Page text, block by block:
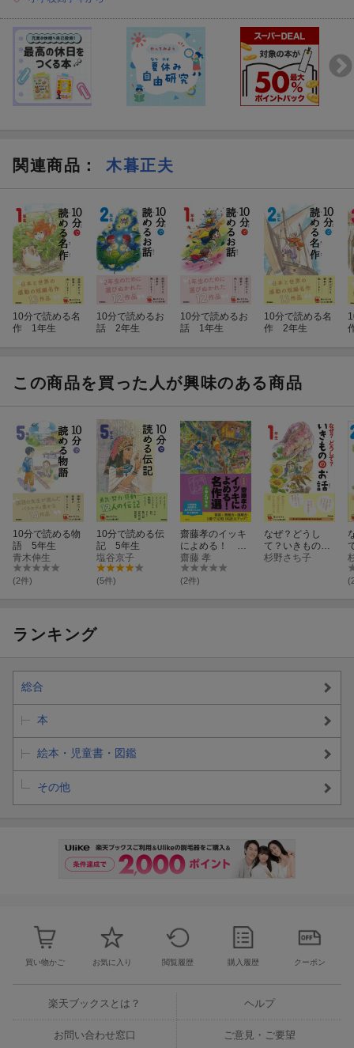
関連商品 ： 木暮正夫
10分で読める名
作 1年生
10分で読めるお
話 2年生
10分で読めるお
話 1年生
10分で読める名
作 2年生
この商品を買った人が興味のある商品
10分で読める物
語 5年生
青木伸生
(2件)
10分で読める伝
記 5年生
塩谷京子
(5件)
齋藤孝のイッキ
によめる！ 名
作選小学5年
生 新装版
齋藤 孝
(2件)
なぜ？どうし
て？いきものの
お話 1年生
杉野さち子
ランキング
総合
本
絵本・児童書・図鑑
その他
買い物かご お気に入り 閲覧履歴 購入履歴 クーポン
楽天ブックスとは？ ヘルプ
お問い合わせ窓口 ご意見・ご要望